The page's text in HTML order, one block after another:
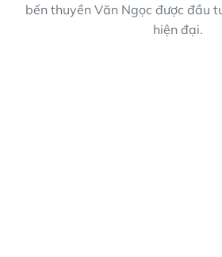
bến thuyền Văn Ngọc được đầu
hiện đại.